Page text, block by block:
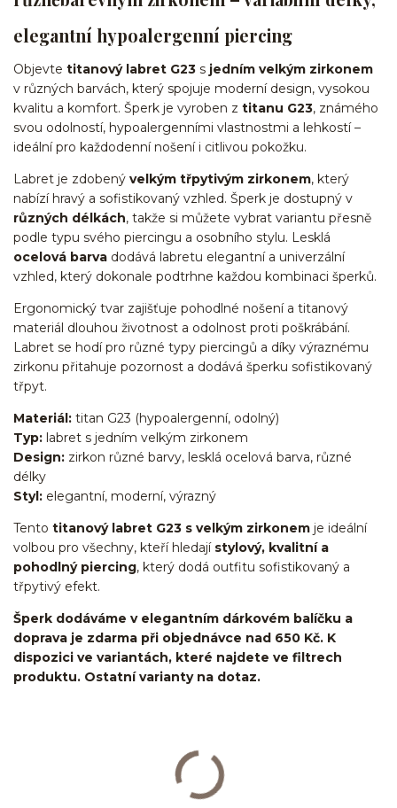
elegantní hypoalergenní piercing
Objevte titanový labret G23 s jedním velkým zirkonem
v různých barvách, který spojuje moderní design, vysokou
kvalitu a komfort. Šperk je vyroben z titanu G23, známého
svou odolností, hypoalergenními vlastnostmi a lehkostí –
ideální pro každodenní nošení i citlivou pokožku.
Labret je zdobený velkým třpytivým zirkonem, který
nabízí hravý a sofistikovaný vzhled. Šperk je dostupný v
různých délkách, takže si můžete vybrat variantu přesně
podle typu svého piercingu a osobního stylu. Lesklá
ocelová barva dodává labretu elegantní a univerzální
vzhled, který dokonale podtrhne každou kombinaci šperků.
Ergonomický tvar zajišťuje pohodlné nošení a titanový
materiál dlouhou životnost a odolnost proti poškrábání.
Labret se hodí pro různé typy piercingů a díky výraznému
zirkonu přitahuje pozornost a dodává šperku sofistikovaný
třpyt.
Materiál: titan G23 (hypoalergenní, odolný)
Typ: labret s jedním velkým zirkonem
Design: zirkon různé barvy, lesklá ocelová barva, různé
délky
Styl: elegantní, moderní, výrazný
Tento titanový labret G23 s velkým zirkonem je ideální
volbou pro všechny, kteří hledají stylový, kvalitní a
pohodlný piercing, který dodá outfitu sofistikovaný a
třpytivý efekt.
Šperk dodáváme v elegantním dárkovém balíčku a
doprava je zdarma při objednávce nad 650 Kč. K
dispozici ve variantách, které najdete ve filtrech
produktu. Ostatní varianty na dotaz.
rtů/lower labret/madonna/angel bites/snake bites/spider of viper